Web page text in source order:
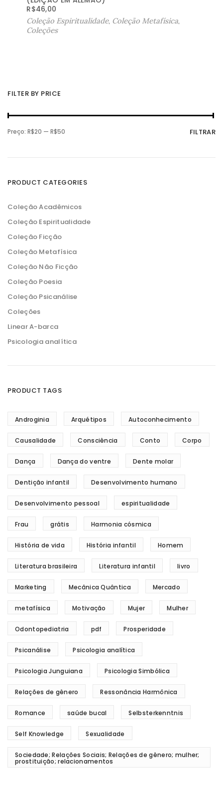
R$46,00
Coleção Espiritualidade, Coleção Metafísica,
Coleções
FILTER BY PRICE
P
r
o
n
i
P
r
o
x
i
FILTRAR
Preço: R$20 — R$50
PRODUCT CATEGORIES
Coleção Acadêmicos
Coleção Espiritualidade
Coleção Ficção
Coleção Metafísica
Coleção Não Ficção
Coleção Poesia
Coleção Psicanálise
Coleções
Linear A-barca
Psicologia analítica
PRODUCT TAGS
Androginia Arquétipos Autoconhecimento
Causalidade Consciência Conto Corpo
Dança Dança do ventre Dente molar
Dentição infantil Desenvolvimento humano
Desenvolvimento pessoal espiritualidade
Frau grátis Harmonia cósmica
História de vida História infantil Homem
Literatura brasileira Literatura infantil livro
Marketing Mecânica Quântica Mercado
metafísica Motivação Mujer Mulher
Odontopediatria pdf Prosperidade
Psicanálise Psicologia analítica
Psicologia Junguiana Psicologia Simbólica
Relações de gênero Ressonância Harmônica
Romance saúde bucal Selbsterkenntnis
Self Knowledge Sexualidade
Sociedade; Relações Sociais; Relações de gênero; mulher;
prostituição; relacionamentos